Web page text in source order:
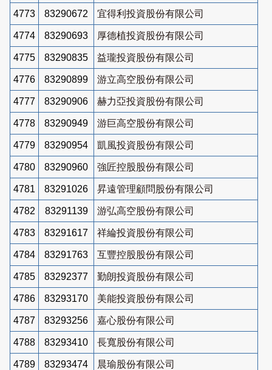
4773 83290672 宜得利投資股份有限公司
4774 83290693 厚德植投資股份有限公司
4775 83290835 益瓏投資股份有限公司
4776 83290899 游立高空股份有限公司
4777 83290906 赫力亞投資股份有限公司
4778 83290949 游巨高空股份有限公司
4779 83290954 凱風投資股份有限公司
4780 83290960 強匠控股股份有限公司
4781 83291026 昇遠管理顧問股份有限公司
4782 83291139 游弘高空股份有限公司
4783 83291617 祥綸投資股份有限公司
4784 83291763 互豐控股股份有限公司
4785 83292377 勤朗投資股份有限公司
4786 83293170 美能投資股份有限公司
4787 83293256 嘉心股份有限公司
4788 83293410 長寬股份有限公司
4789 83293474 晨瑜股份有限公司